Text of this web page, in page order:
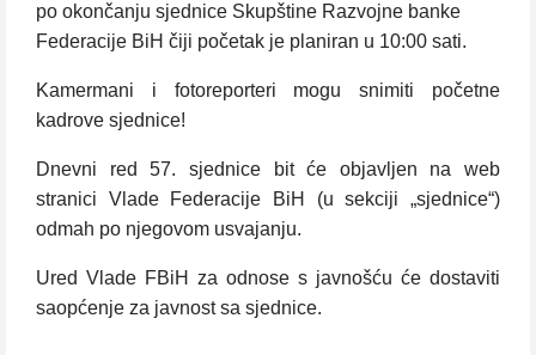
po okončanju sjednice Skupštine Razvojne banke
Federacije BiH čiji početak je planiran u 10:00 sati.
Kamermani i fotoreporteri mogu snimiti početne
kadrove sjednice!
Dnevni red 57. sjednice bit će objavljen na web
stranici Vlade Federacije BiH (u sekciji „sjednice“)
odmah po njegovom usvajanju.
Ured Vlade FBiH za odnose s javnošću će dostaviti
saopćenje za javnost sa sjednice.